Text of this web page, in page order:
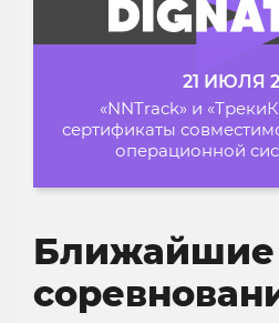
21 ИЮЛЯ
«NNTrack» и
сертификаты
операционной
Ближайшие